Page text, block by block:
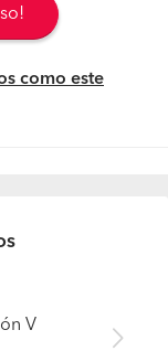
como este
V